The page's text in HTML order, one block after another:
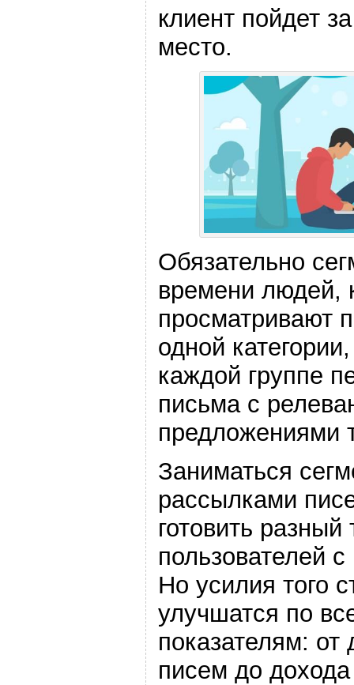
клиент пойдет
место.
Обязательно
времени людей,
просматривают
одной
каждой группе
письма с
предложениями
Заниматься
рассылками
готовить разный
пользователей
Но усилия того
улучшатся по
показателям: от
писем до